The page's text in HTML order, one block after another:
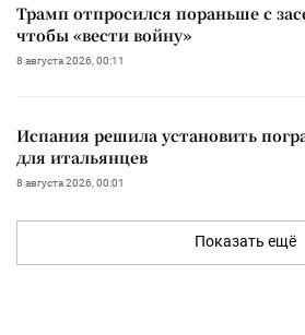
Трамп отпросился пораньше с
чтобы «вести войну»
8 августа 2026, 00:11
Испания решила установить
для итальянцев
8 августа 2026, 00:01
Показать ещё